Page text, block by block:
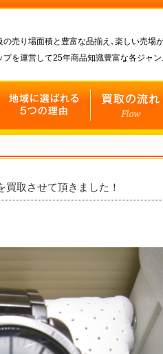
の売り場面積と豊富な品揃え､楽しい売場
プを運営して25年商品知識豊富な各ジャ
取させて頂きました！